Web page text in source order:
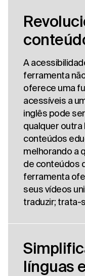
A
ferramenta
oferece uma
acessíveis a
inglês pode
qualquer outra
conteúdos
melhorando a
de conteúdos
ferramenta
seus vídeos
traduzir; trata-
línguas